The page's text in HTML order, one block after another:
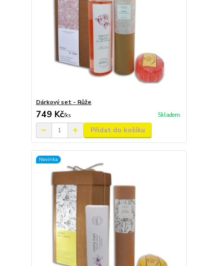
Dárkový set - Růže
749 Kč/ks Skladem
Přidat do košíku
Novinka